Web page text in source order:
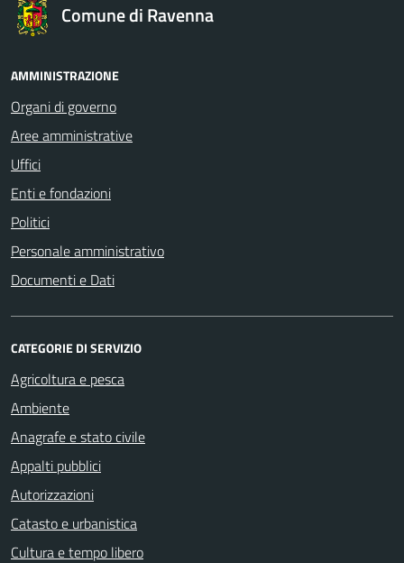
Comune di Ravenna
AMMINISTRAZIONE
Organi di governo
Aree amministrative
Uffici
Enti e fondazioni
Politici
Personale amministrativo
Documenti e Dati
CATEGORIE DI SERVIZIO
Agricoltura e pesca
Ambiente
Anagrafe e stato civile
Appalti pubblici
Autorizzazioni
Catasto e urbanistica
Cultura e tempo libero